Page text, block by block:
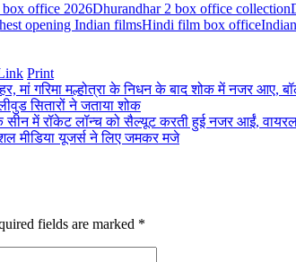
office 2026Dhurandhar 2 box office collection
opening Indian filmsHindi film box office
Print
सितारों ने जताया शोक
मीडिया यूजर्स ने लिए जमकर मजे
fields are marked *